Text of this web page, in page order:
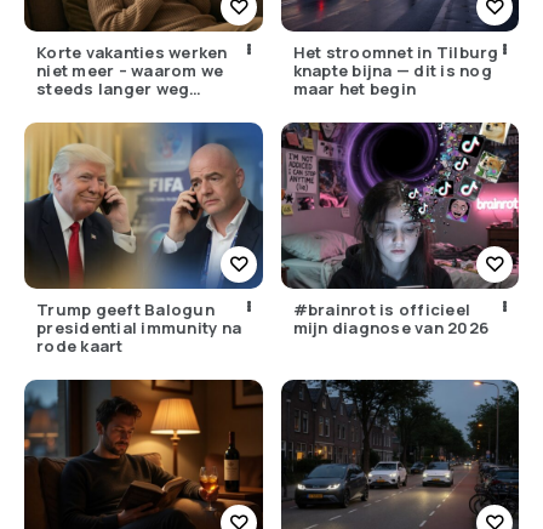
Korte vakanties werken
niet meer – waarom we
steeds langer weg
Het stroomnet in Tilburg
knapte bijna — dit is nog
maar het begin
Trump geeft Balogun
presidential immunity na
rode kaart
#brainrot is officieel
mijn diagnose van 2026